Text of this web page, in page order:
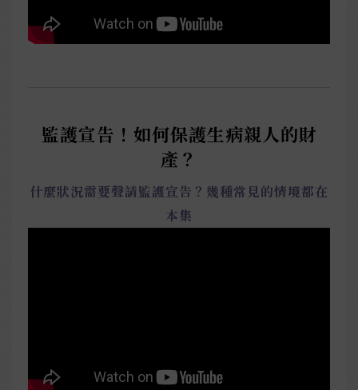
監護宣告！如何保護生病親人的財
產？
什麼狀況需要聲請監護宣告？幾種常見的情境都在
本集